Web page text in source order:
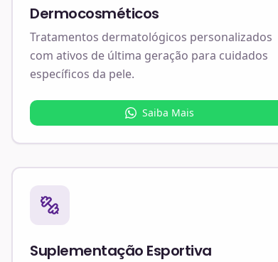
Dermocosméticos
Tratamentos dermatológicos personalizados
com ativos de última geração para cuidados
específicos da pele.
Saiba Mais
Suplementação Esportiva